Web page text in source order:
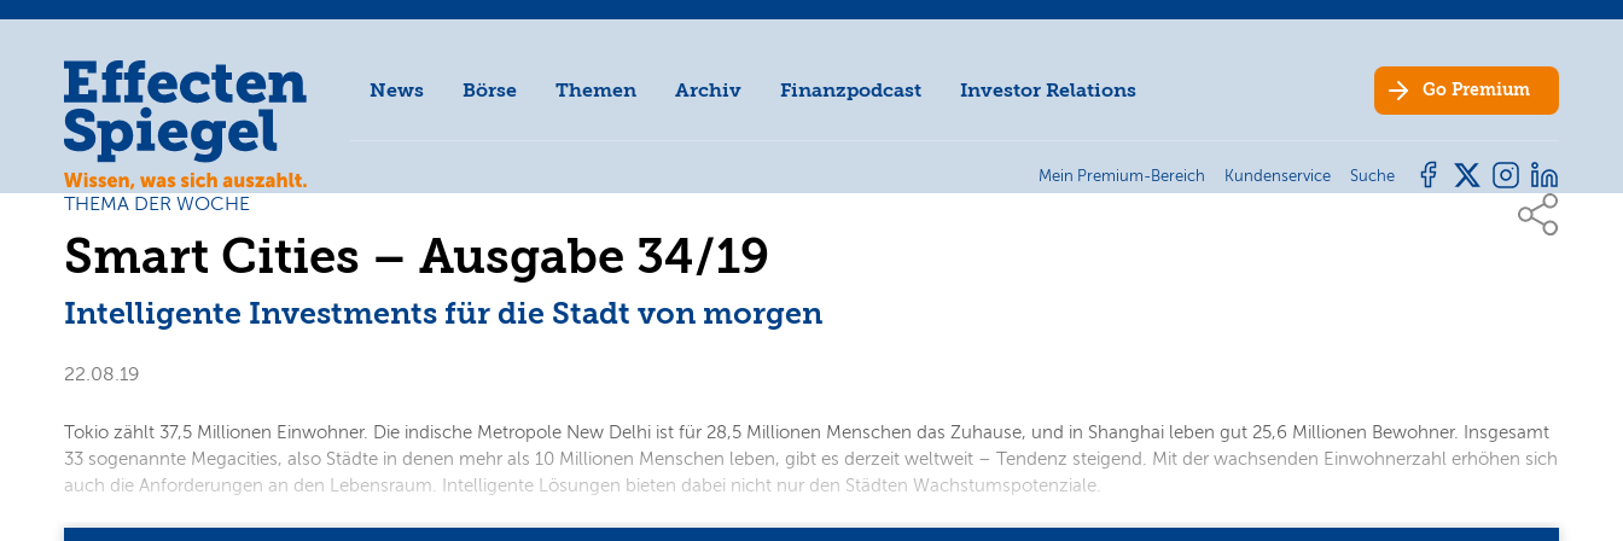
News Börse Themen Archiv Finanzpodcast Investor Relations Go Premium
Mein Premium-Bereich Kundenservice Suche
THEMA DER WOCHE
Smart Cities – Ausgabe 34/19
Intelligente Investments für die Stadt von morgen
22.08.19
Tokio zählt 37,5 Millionen Einwohner. Die indische Metropole New Delhi ist für 28,5 Millionen Menschen das Zuhause, und in Shanghai leben gut 25,6 Millionen Bewohner. Insgesamt
33 sogenannte Megacities, also Städte in denen mehr als 10 Millionen Menschen leben, gibt es derzeit weltweit – Tendenz steigend. Mit der wachsenden Einwohnerzahl erhöhen sich
auch die Anforderungen an den Lebensraum. Intelligente Lösungen bieten dabei nicht nur den Städten Wachstumspotenziale.